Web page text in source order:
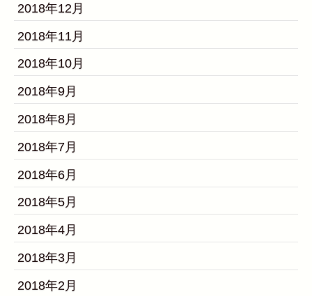
2018年12月
2018年11月
2018年10月
2018年9月
2018年8月
2018年7月
2018年6月
2018年5月
2018年4月
2018年3月
2018年2月